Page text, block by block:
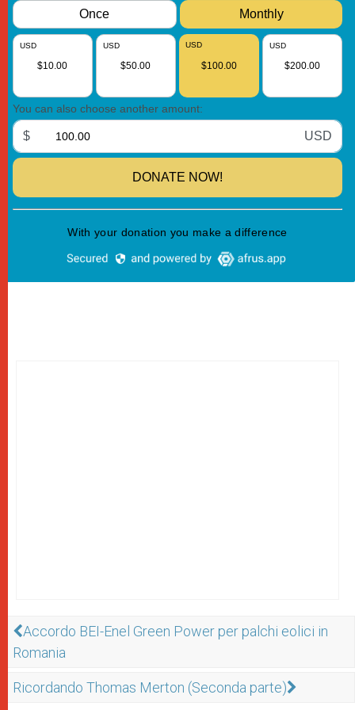
Accordo BEI-Enel Green Power per palchi eolici in
Romania
Ricordando Thomas Merton (Seconda parte)